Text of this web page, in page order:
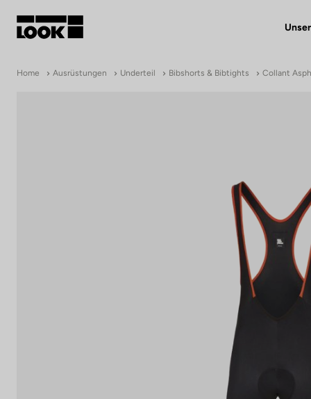
Home Ausrüstungen Underteil Bibshorts & Bibtights Collant